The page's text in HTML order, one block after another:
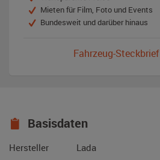
Mieten für Film, Foto und Events
Bundesweit und darüber hinaus
Fahrzeug-
Basisdaten
Hersteller
Lada